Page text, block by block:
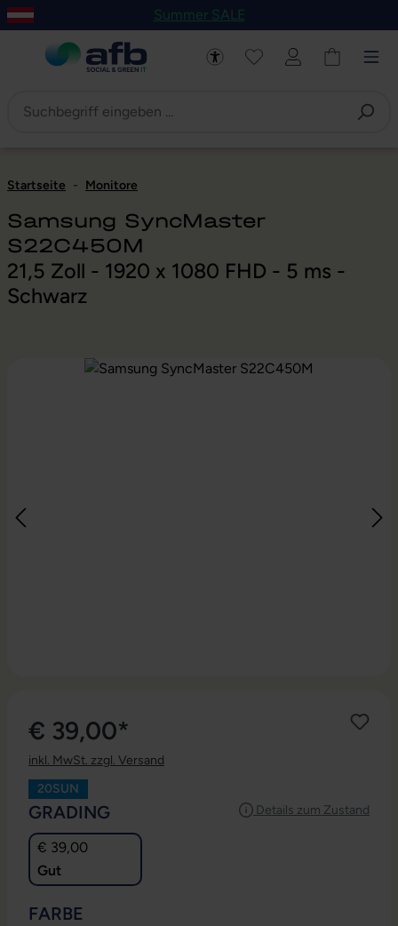
Hauptinhalt springen
Zur Navigation der B2B-Plattform springen
Summer SALE
Startseite - Monitore
Samsung SyncMaster
S22C450M
21,5 Zoll - 1920 x 1080 FHD - 5 ms -
Schwarz
Bildergalerie überspringen
€ 39,00*
inkl. MwSt. zzgl. Versand
20SUN
Details zum Zustand
GRADING
€ 39,00
Gut
FARBE